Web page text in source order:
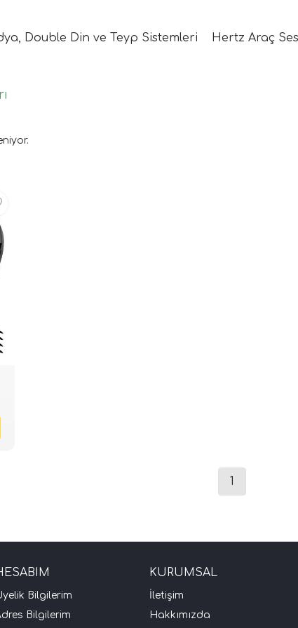
Double Din ve Teyp Sistemleri Hertz Araç
1
Bilgilerim
Bilgilerim
KURUMSAL
İletişim
Hakkımızda